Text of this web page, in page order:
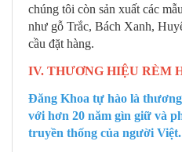
chúng tôi còn sản xuất các
như gỗ Trắc, Bách Xanh,
cầu đặt hàng.
IV. THƯƠNG HIỆU RÈM
Đăng Khoa tự hào là
với hơn 20 năm gìn giữ và
truyền thống của người Việt.